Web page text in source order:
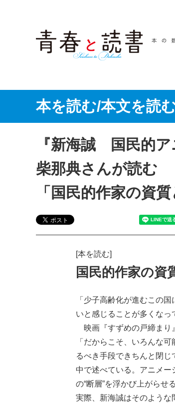
本を読む/本文を読
『新海誠 国民的
柴那典さんが読む
「国民的作家の資質
[本を読む]
国民的作家の資
「少子高齢化が進むこの
いと感じることが多くなっ
映画『すずめの戸締まり
「だからこそ、いろんな
るべき手段できちんと閉
中で述べている。アニメ
の“断層”を浮かび上がらせ
実際、新海誠はそのような